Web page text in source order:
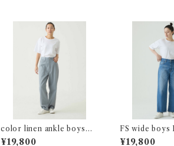
color linen ankle boys L
ot:36244
¥19,800
FS wide boys
¥19,800